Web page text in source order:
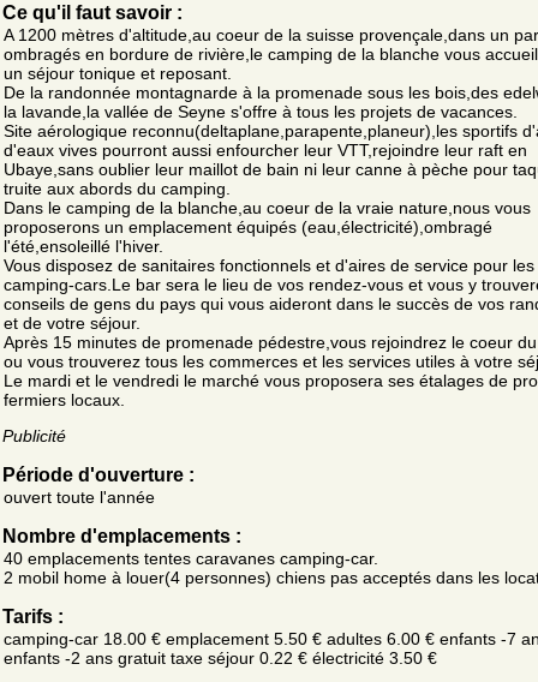
Ce qu'il faut savoir :
A 1200 mètres d'altitude,au coeur de la suisse provençale,dans un
ombragés en bordure de rivière,le camping de la blanche vous
un séjour tonique et reposant.
De la randonnée montagnarde à la promenade sous les bois,des
la lavande,la vallée de Seyne s'offre à tous les projets de vacances.
Site aérologique reconnu(deltaplane,parapente,planeur),les sportifs
d'eaux vives pourront aussi enfourcher leur VTT,rejoindre leur raft en
Ubaye,sans oublier leur maillot de bain ni leur canne à pèche pour
truite aux abords du camping.
Dans le camping de la blanche,au coeur de la vraie nature,nous vous
proposerons un emplacement équipés (eau,électricité),ombragé
l'été,ensoleillé l'hiver.
Vous disposez de sanitaires fonctionnels et d'aires de service pour les
camping-cars.Le bar sera le lieu de vos rendez-vous et vous y
conseils de gens du pays qui vous aideront dans le succès de vos
et de votre séjour.
Après 15 minutes de promenade pédestre,vous rejoindrez le coeur
ou vous trouverez tous les commerces et les services utiles à votre
Le mardi et le vendredi le marché vous proposera ses étalages de
fermiers locaux.
Publicité
Période d'ouverture :
ouvert toute l'année
Nombre d'emplacements :
40 emplacements tentes caravanes camping-car.
2 mobil home à louer(4 personnes) chiens pas acceptés dans les
Tarifs :
camping-car 18.00 € emplacement 5.50 € adultes 6.00 € enfants -7
enfants -2 ans gratuit taxe séjour 0.22 € électricité 3.50 €